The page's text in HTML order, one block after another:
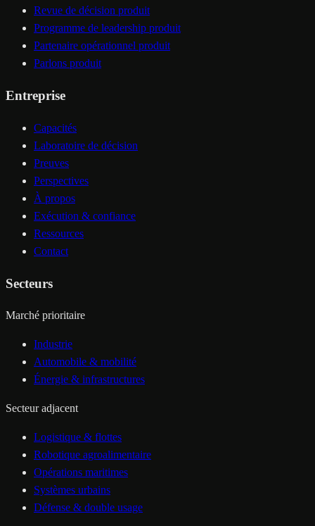
Revue de décision produit
Programme de leadership produit
Partenaire opérationnel produit
Parlons produit
Entreprise
Capacités
Laboratoire de décision
Preuves
Perspectives
À propos
Exécution & confiance
Ressources
Contact
Secteurs
Marché prioritaire
Industrie
Automobile & mobilité
Énergie & infrastructures
Secteur adjacent
Logistique & flottes
Robotique agroalimentaire
Opérations maritimes
Systèmes urbains
Défense & double usage